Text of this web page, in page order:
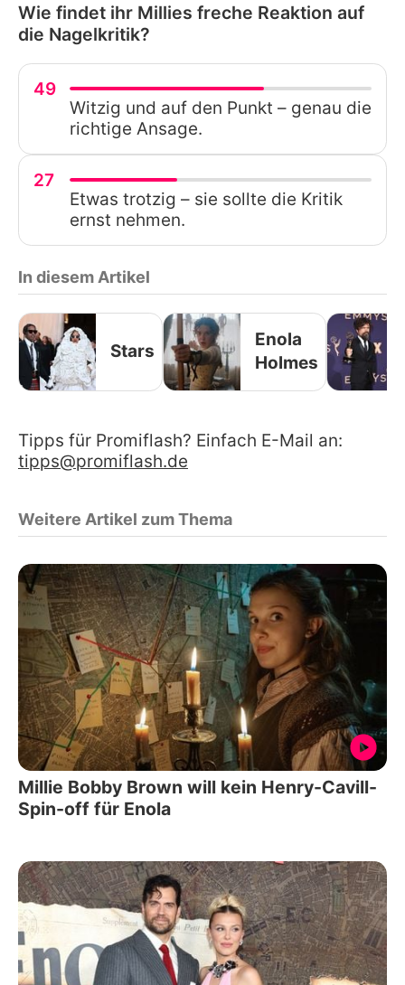
Wie findet ihr Millies freche Reaktion auf
die Nagelkritik?
49
Witzig und auf den Punkt – genau die
richtige Ansage.
27
Etwas trotzig – sie sollte die Kritik
ernst nehmen.
In diesem Artikel
Stars
Enola
Holmes
Tipps für Promiflash? Einfach E-Mail an:
tipps@promiflash.de
Weitere Artikel zum Thema
Millie Bobby Brown will kein Henry-Cavill-
Spin-off für Enola